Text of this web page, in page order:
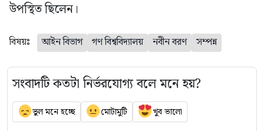
উপস্থিত ছিলেন।
বিষয়ঃ আইন বিভাগ গণ বিশ্ববিদ্যালয় নবীন বরণ সম্পন্ন
সংবাদটি কতটা নির্ভরযোগ্য বলে মনে হয়?
ভুল মনে হচ্ছে মোটামুটি খুব ভালো